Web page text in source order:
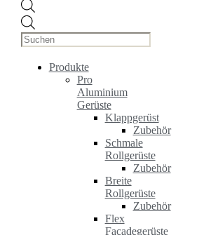
search
Produkte
Pro
Aluminium
Gerüste
Klappgerüst
Zubehör
Schmale
Rollgerüste
Zubehör
Breite
Rollgerüste
Zubehör
Flex
Facadegerüste